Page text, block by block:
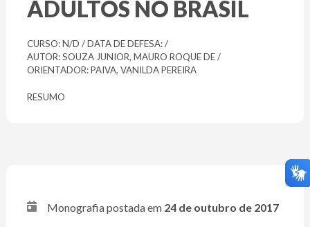
ADULTOS NO BRASIL
CURSO: N/D / DATA DE DEFESA: /
AUTOR: SOUZA JUNIOR, MAURO ROQUE DE /
ORIENTADOR: PAIVA, VANILDA PEREIRA
RESUMO
Monografia postada em 24 de outubro de 2017